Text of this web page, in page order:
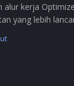
alur kerja
yang lebih